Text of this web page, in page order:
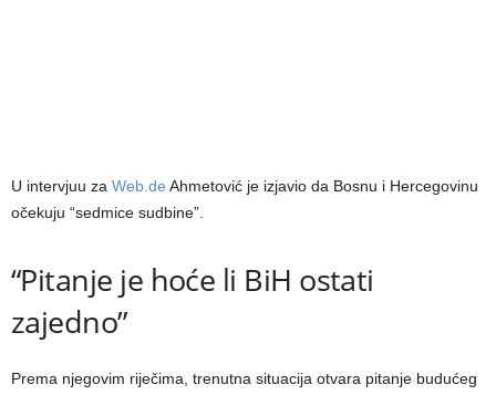
U intervjuu za Web.de Ahmetović je izjavio da Bosnu i Hercegovinu
očekuju “sedmice sudbine”.
“Pitanje je hoće li BiH ostati
zajedno”
Prema njegovim riječima, trenutna situacija otvara pitanje budućeg